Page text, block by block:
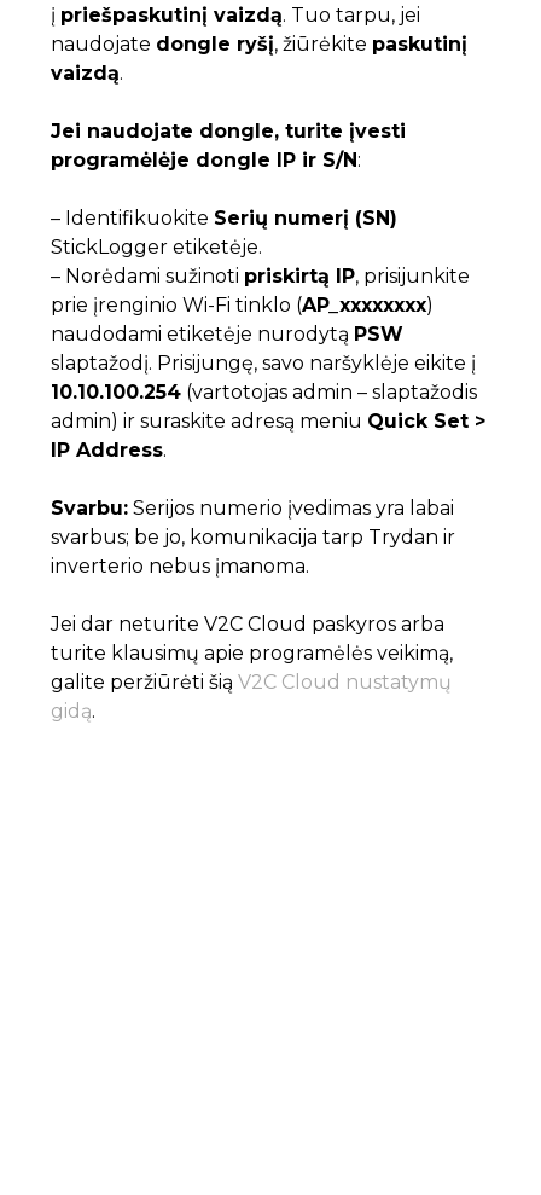
į priešpaskutinį vaizdą. Tuo tarpu, jei
naudojate dongle ryšį, žiūrėkite paskutinį
vaizdą.
Jei naudojate dongle, turite įvesti
programėlėje dongle IP ir S/N :
– Identifikuokite Serių numerį (SN)
StickLogger etiketėje.
– Norėdami sužinoti priskirtą IP, prisijunkite
prie įrenginio Wi-Fi tinklo (AP_xxxxxxxx)
naudodami etiketėje nurodytą PSW
slaptažodį. Prisijungę, savo naršyklėje eikite į
10.10.100.254 (vartotojas admin – slaptažodis
admin) ir suraskite adresą meniu Quick Set >
IP Address.
Svarbu: Serijos numerio įvedimas yra labai
svarbus; be jo, komunikacija tarp Trydan ir
inverterio nebus įmanoma.
Jei dar neturite V2C Cloud paskyros arba
turite klausimų apie programėlės veikimą,
galite peržiūrėti šią V2C Cloud nustatymų
gidą.